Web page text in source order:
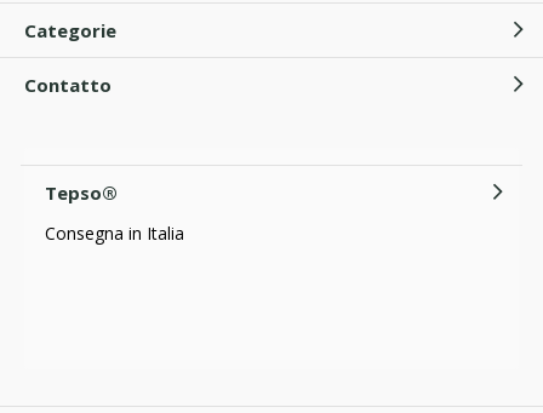
Categorie
Contatto
Tepso®
Consegna in Italia